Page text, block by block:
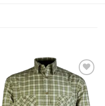
Add to
Wishlist